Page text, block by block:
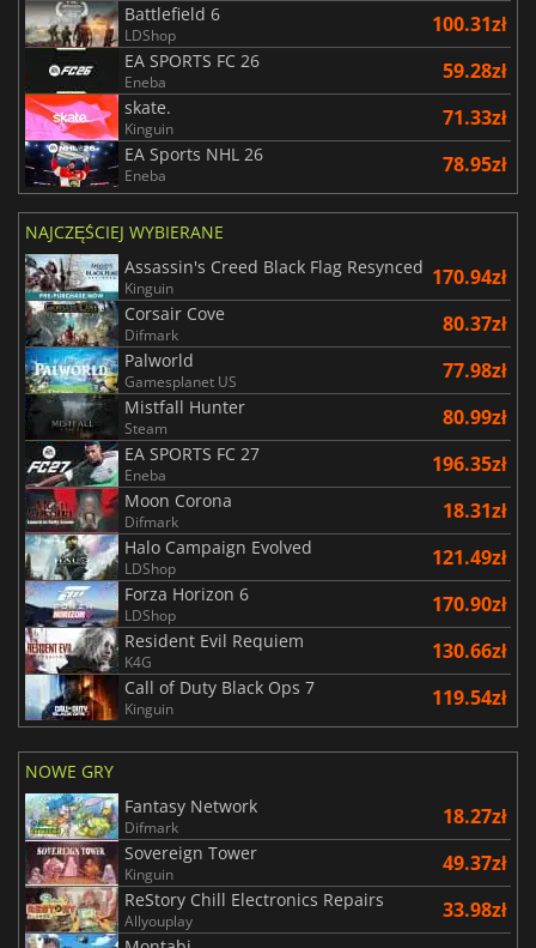
Battlefield 6
LDShop 100.31zł
EA SPORTS FC 26
Eneba 59.28zł
skate.
Kinguin 71.33zł
EA Sports NHL 26
Eneba 78.95zł
NAJCZĘŚCIEJ WYBIERANE
Assassin's Creed Black Flag Resynced
Kinguin 170.94zł
Corsair Cove
Difmark 80.37zł
Palworld
Gamesplanet US 77.98zł
Mistfall Hunter
Steam 80.99zł
EA SPORTS FC 27
Eneba 196.35zł
Moon Corona
Difmark 18.31zł
Halo Campaign Evolved
LDShop 121.49zł
Forza Horizon 6
LDShop 170.90zł
Resident Evil Requiem
K4G 130.66zł
Call of Duty Black Ops 7
Kinguin 119.54zł
NOWE GRY
Fantasy Network
Difmark 18.27zł
Sovereign Tower
Kinguin 49.37zł
ReStory Chill Electronics Repairs
Allyouplay 33.98zł